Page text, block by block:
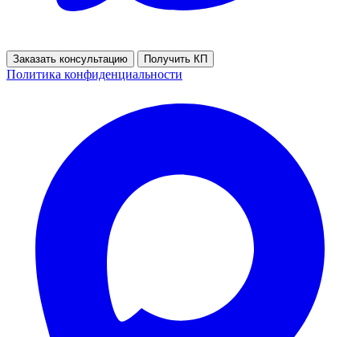
Заказать консультацию Получить КП
Политика конфиденциальности